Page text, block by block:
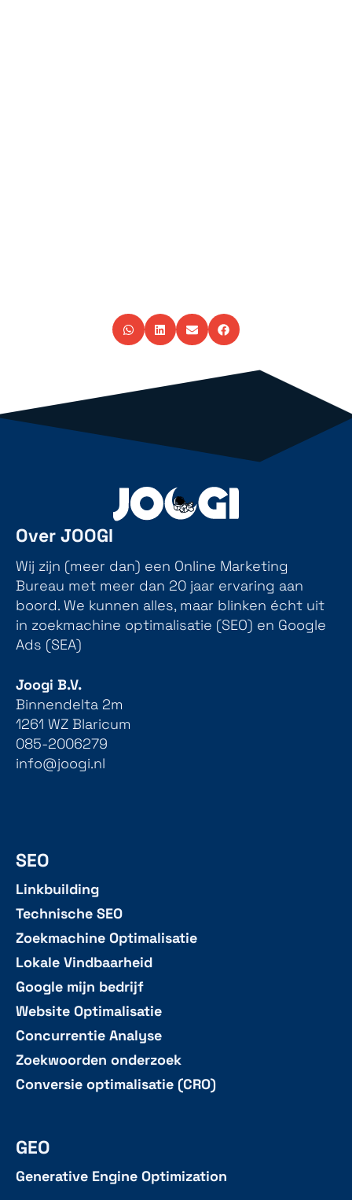
Over JOOGI
Wij zijn (meer dan) een Online Marketing
Bureau met meer dan 20 jaar ervaring aan
boord. We kunnen alles, maar blinken écht uit
in zoekmachine optimalisatie (SEO) en Google
Ads (SEA)
Joogi B.V.
Binnendelta 2m
1261 WZ Blaricum
085-2006279
info@joogi.nl
SEO
Linkbuilding
Technische SEO
Zoekmachine Optimalisatie
Lokale Vindbaarheid
Google mijn bedrijf
Website Optimalisatie
Concurrentie Analyse
Zoekwoorden onderzoek
Conversie optimalisatie (CRO)
GEO
Generative Engine Optimization